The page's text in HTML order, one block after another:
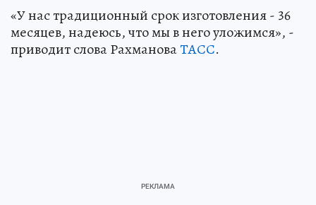
«У нас традиционный срок изготовления - 36
месяцев, надеюсь, что мы в него уложимся», -
приводит слова РахмановаТАСС.